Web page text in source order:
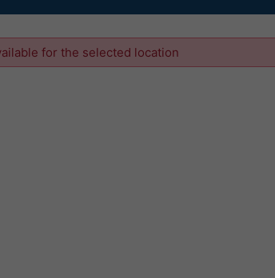
for the selected location